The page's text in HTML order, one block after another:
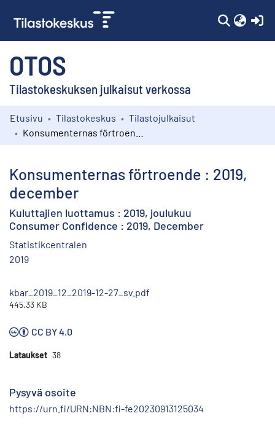
OTOS
Tilastokeskuksen julkaisut verkossa
Kokoelmat
Etusivu Tilastokeskus
Tilastojulkaisut
Konsumenternas förtroende : 2019,
december
Kuluttajien luottamus : 2019, joulukuu
Consumer Confidence : 2019, December
Statistikcentralen
2019
kbar_2019_12_2019-12-27_sv.pdf
445.33 KB
CC BY 4.0
Lataukset 38
Pysyvä osoite
https://urn.fi/URN:NBN:fi-fe20230913125034